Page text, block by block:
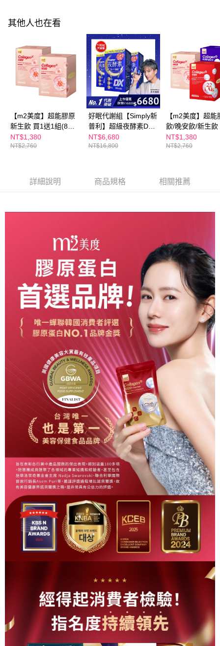
１．透過由恩沛科技股份有限公司提供之「AFTEE先享後付」服務完成之交
易，需依本服務之必要範圍內提供個人資料，並將交易相關給付款項請求債
權轉讓予恩沛科技股份有限公司。
２．關於個人資料處理事宜，請瀏覽以下網址：
https://aftee.tw/terms/#terms3
３．未成年的使用者請事先徵得法定代理人或監護人之同意方可使用
「AFTEE先享後付」，若未經同意申辦者引起之損失，本公司不負相關責
４．使用「AFTEE先享後付」時，將依據個別帳號之用戶狀況，依本公司即
時審查核予不同之上限額度；若仍有額度不足之情形，本公司將視審查結果
請求用戶進行身份認證。
５．嚴禁一人註冊多個帳號或使用他人資訊註冊。若發現惡意使用之情形，
恩沛科技股份有限公司將有權停止該用戶之使用額度並採取法律行動。
7-11付款取貨
每筆NT$100，滿NT$600(含以上)免運費
付款後7-11取貨
每筆NT$100，滿NT$600(含以上)免運費
每筆NT$100，滿NT$600(含以上)免運費
離島配送
每筆NT$150，滿NT$1,500(含以上)免運費
其他人也在看
【m2美度】超能膠原
新生飲 買1送1組(8入/
盒.孫藝珍代言-膠原蛋
白)
NT$1,380
NT$2,760
好眠代謝組【Simply新
普利】超級夜酵素DX
100錠/盒x3盒 木村拓
哉 代言(日韓雙GABA
NT$6,680
NT$16,800
【m2美度】超能
飲/晚安飲/新生飲
送1組-孫藝珍推
入/任選2盒)
NT$1,380
NT$2,760
詳細說明 商品規格 相關推薦